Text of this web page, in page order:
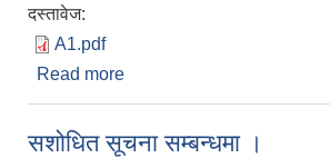
दस्तावेज:
A1.pdf
Read more
सशोधित सूचना सम्बन्धमा ।